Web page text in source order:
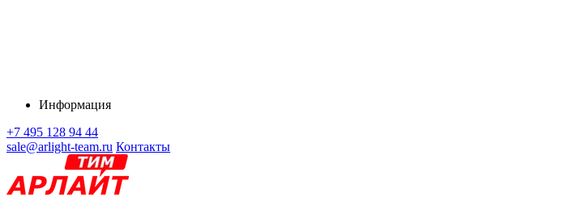
Информация
+7 495 128 94 44
sale@arlight-team.ru Контакты